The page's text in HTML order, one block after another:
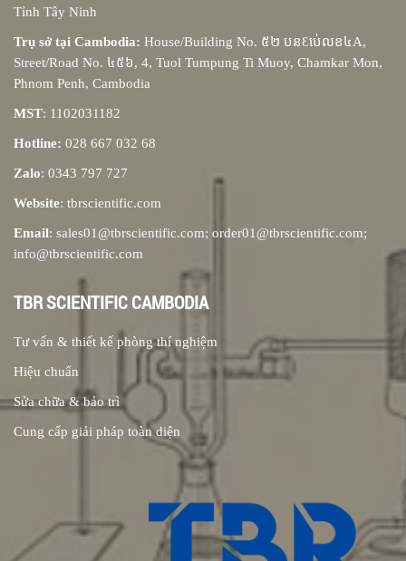
Tỉnh Tây Ninh
Trụ sở tại Cambodia: House/Building No. ៥២ បនƐប់េលខ៤A,
Street/Road No. ៤៥៦, 4, Tuol Tumpung Ti Muoy, Chamkar Mon,
Phnom Penh, Cambodia
MST: 1102031182
Hotline: 028 667 032 68
Zalo: 0343 797 727
Website: tbrscientific.com
Email: sales01@tbrscientific.com; order01@tbrscientific.com;
info@tbrscientific.com
TBR SCIENTIFIC CAMBODIA
Tư vấn & thiết kế phòng thí nghiệm
Hiệu chuẩn
Sửa chữa & bảo trì
Cung cấp giải pháp toàn diện